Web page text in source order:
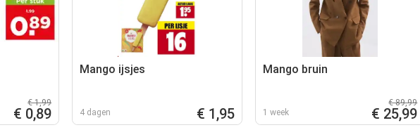
€ 1,99
€ 0,89
Mango ijsjes
4 dagen € 1,95
Mango bruin
1 week
€ 89,99
€ 25,99